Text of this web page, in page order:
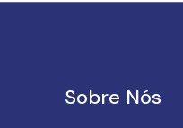
Sobre Nós